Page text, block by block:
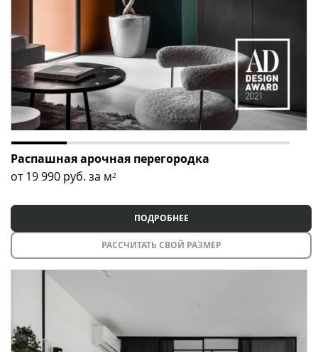
Распашная арочная перегородка
от 19 990 руб. за м2
ПОДРОБНЕЕ
РАССЧИТАТЬ СВОЙ РАЗМЕР